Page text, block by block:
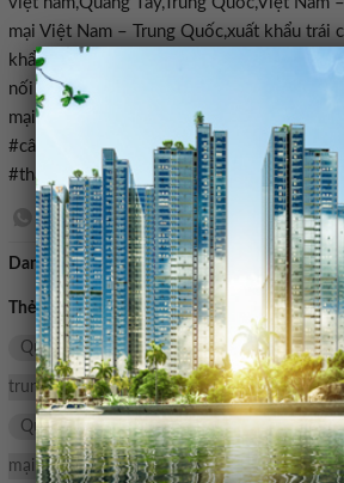
mại Việt Nam – Trung Quốc,xuất khẩu trái
khẩu,Thương mại,Việt Nam – Quảng
nối giao thương,Bộ Công Thương,Cục Xúc
mại,ASEAN,giao thương ase#Tổ #chức
#cây #tại #Quảng #Tây #Trung #Quốc
#tháng1780377635
Danh mục:Bán nhà mặt tiền
Thẻ tìm kiếm: đoàn giao thương ase
Quảng Tây Cục Xúc tiến thương mại
trung quốc cây xuất khẩu trái cây
Quang giữa rau quả ASEAN
mại vào Trung Quốc kết nối giao